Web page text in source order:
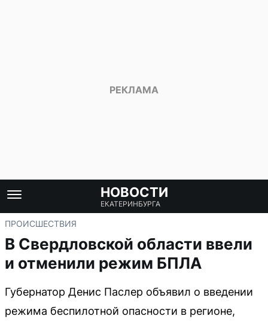
НОВОСТИ
ЕКАТЕРИНБУРГА
ПРОИСШЕСТВИЯ
В Свердловской области ввели
и отменили режим БПЛА
Губернатор Денис Паслер объявил о введении
режима беспилотной опасности в регионе,